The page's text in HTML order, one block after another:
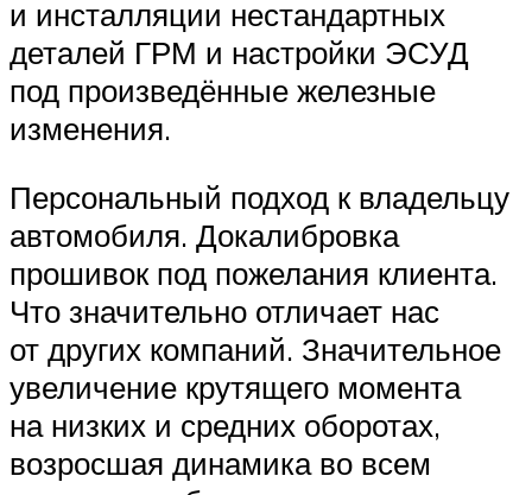
и инсталляции нестандартных
деталей ГРМ и настройки ЭСУД
под произведённые железные
изменения.
Персональный подход к владельцу
автомобиля. Докалибровка
прошивок под пожелания клиента.
Что значительно отличает нас
от других компаний. Значительное
увеличение крутящего момента
на низких и средних оборотах,
возросшая динамика во всем